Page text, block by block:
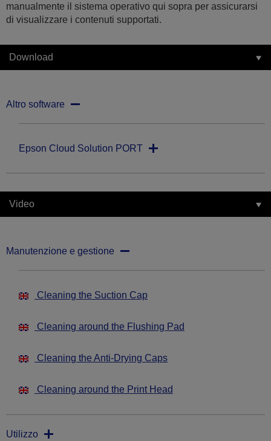
manualmente il sistema operativo qui sopra per assicurarsi
di visualizzare i contenuti supportati.
Download
Altro software
Epson Cloud Solution PORT
Video
Manutenzione e gestione
Cleaning the Suction Cap
Cleaning around the Flushing Pad
Cleaning the Anti-Drying Caps
Cleaning around the Print Head
Utilizzo